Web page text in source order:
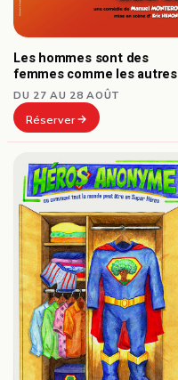
Les hommes sont des
femmes comme les autres
DU 27 AU 28 AOÛT
Réserver